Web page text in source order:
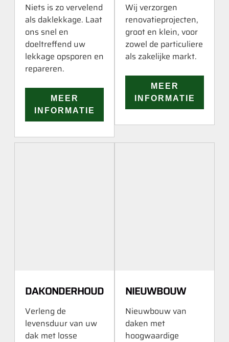
Niets is zo vervelend
als daklekkage. Laat
ons snel en
doeltreffend uw
lekkage opsporen en
repareren.
MEER
INFORMATIE
Wij verzorgen
renovatieprojecten,
groot en klein, voor
zowel de particuliere
als zakelijke markt.
MEER
INFORMATIE
DAKONDERHOUD
Verleng de
levensduur van uw
dak met losse
NIEUWBOUW
Nieuwbouw van
daken met
hoogwaardige